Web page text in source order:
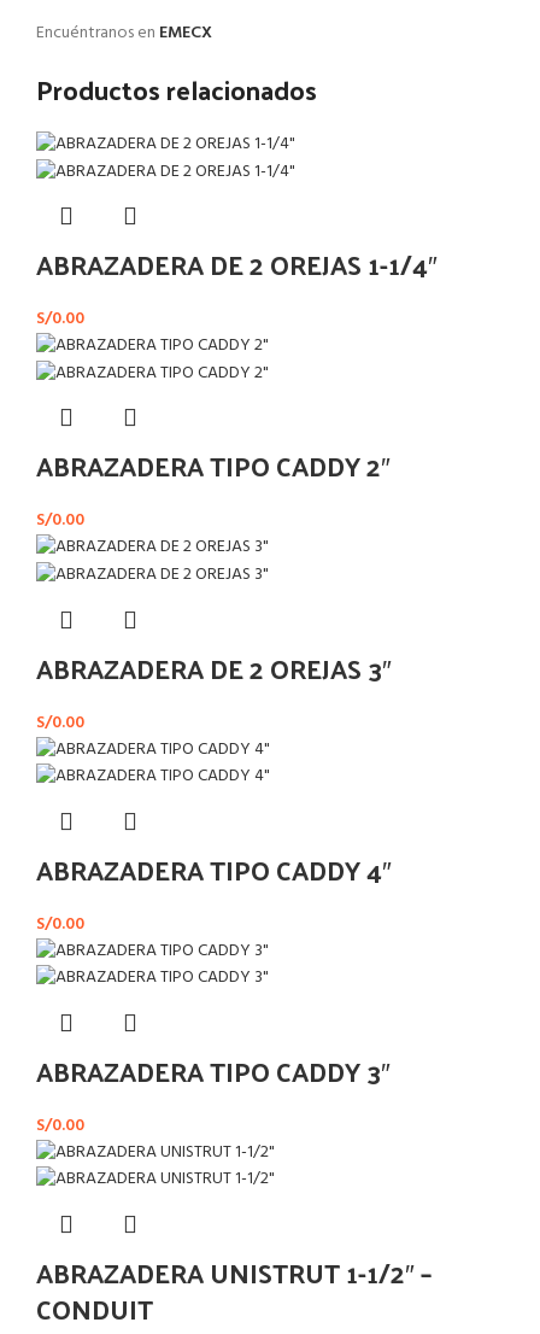
Encuéntranos en EMECX
Productos relacionados
ABRAZADERA DE 2 OREJAS 1-1/4″
S/0.00
ABRAZADERA TIPO CADDY 2″
S/0.00
ABRAZADERA DE 2 OREJAS 3″
S/0.00
ABRAZADERA TIPO CADDY 4″
S/0.00
ABRAZADERA TIPO CADDY 3″
S/0.00
ABRAZADERA UNISTRUT 1-1/2″ –
CONDUIT